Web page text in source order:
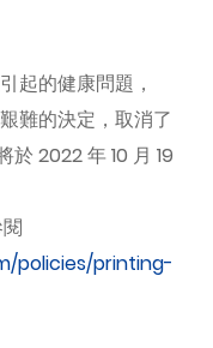
起的健康問題，
難的決定，取消了
於 2022 年 10 月 19
policies/printing-